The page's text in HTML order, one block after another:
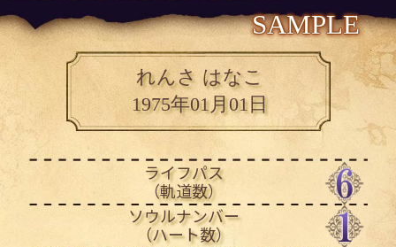
れんさ はなこ
1975年01月01日
SAMPLE
ライフパス
（軌道数）
ソウルナンバー
（ハート数）